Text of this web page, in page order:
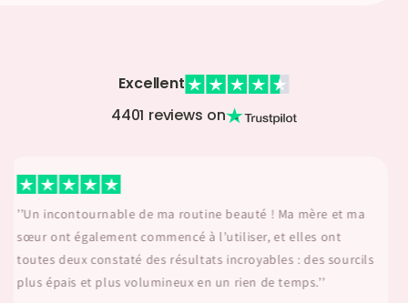
Excellent
4401 reviews on
’’Tous les autres sérums que j'ai essayés provoquaient des
irritations, mais ROSEBROW a changé la donne. C’est doux et
mes sourcils sont maintenant plus fournis et plus sains. Je
n’aurais jamais pensé trouver quelque chose qui